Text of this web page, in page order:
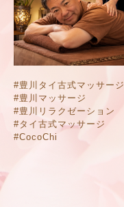
#豊川タイ古式マッサージ
#豊川マッサージ
#豊川リラクゼーション
#タイ古式マッサージ
#CocoChi